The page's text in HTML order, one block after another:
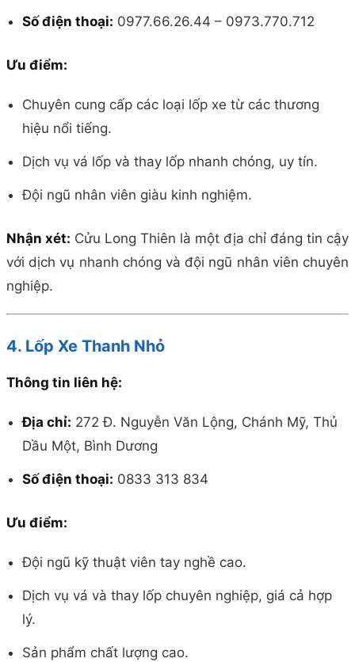
Số điện thoại: 0977.66.26.44 – 0973.770.712
Ưu điểm:
Chuyên cung cấp các loại lốp xe từ các thương
hiệu nổi tiếng.
Dịch vụ vá lốp và thay lốp nhanh chóng, uy tín.
Đội ngũ nhân viên giàu kinh nghiệm.
Nhận xét: Cửu Long Thiên là một địa chỉ đáng tin cậy
với dịch vụ nhanh chóng và đội ngũ nhân viên chuyên
nghiệp.
4. Lốp Xe Thanh Nhỏ
Thông tin liên hệ:
Địa chỉ: 272 Đ. Nguyễn Văn Lộng, Chánh Mỹ, Thủ
Dầu Một, Bình Dương
Số điện thoại: 0833 313 834
Ưu điểm:
Đội ngũ kỹ thuật viên tay nghề cao.
Dịch vụ vá và thay lốp chuyên nghiệp, giá cả hợp
lý.
Sản phẩm chất lượng cao.